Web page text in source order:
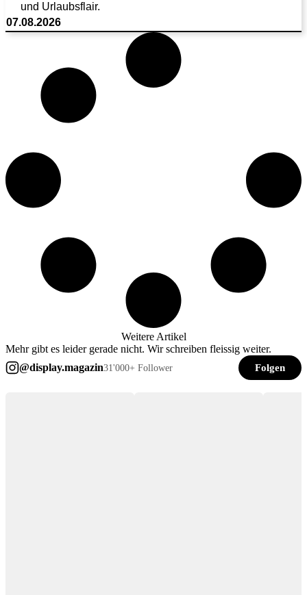
und Urlaubsflair.
07.08.2026
Weitere Artikel
Mehr gibt es leider gerade nicht. Wir schreiben fleissig weiter.
@display.magazin31'000+ Follower Folgen